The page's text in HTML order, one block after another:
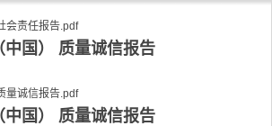
会责任报告.pdf
国） 质量诚信报告
量诚信报告.pdf
国） 质量诚信报告